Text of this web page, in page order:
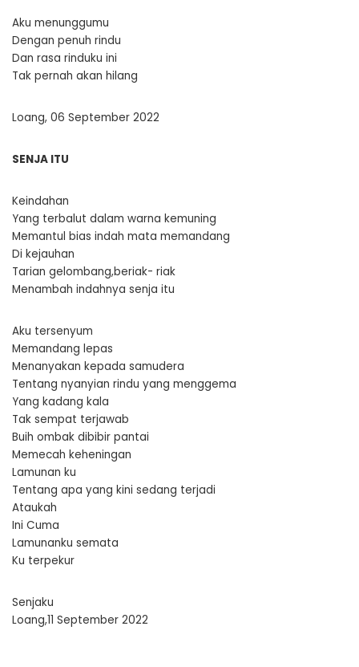
Aku menunggumu
Dengan penuh rindu
Dan rasa rinduku ini
Tak pernah akan hilang
Loang, 06 September 2022
SENJA ITU
Keindahan
Yang terbalut dalam warna kemuning
Memantul bias indah mata memandang
Di kejauhan
Tarian gelombang,beriak- riak
Menambah indahnya senja itu
Aku tersenyum
Memandang lepas
Menanyakan kepada samudera
Tentang nyanyian rindu yang menggema
Yang kadang kala
Tak sempat terjawab
Buih ombak dibibir pantai
Memecah keheningan
Lamunan ku
Tentang apa yang kini sedang terjadi
Ataukah
Ini Cuma
Lamunanku semata
Ku terpekur
Senjaku
Loang,11 September 2022